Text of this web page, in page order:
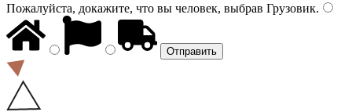
Пожалуйста, докажите, что вы человек, выбрав Грузовик.